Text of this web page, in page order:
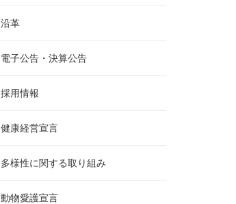
沿革
電子公告・決算公告
採用情報
健康経営宣言
多様性に関する取り組み
動物愛護宣言